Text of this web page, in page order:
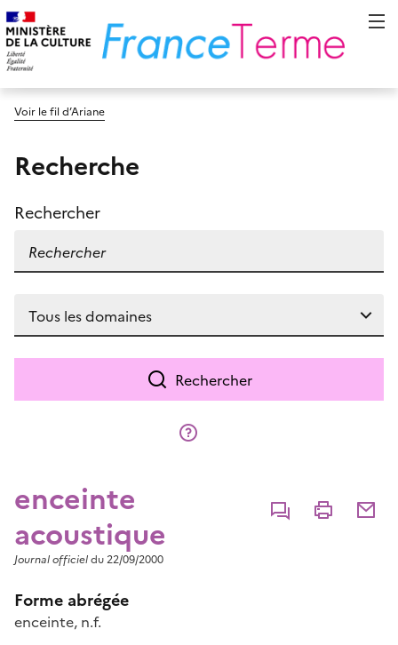
Voir le fil d’Ariane
Recherche
Rechercher
Rechercher
enceinte
acoustique
CommenterImprimer
Journal officieldu 22/09/2000
Forme abrégée
enceinte, n.f.